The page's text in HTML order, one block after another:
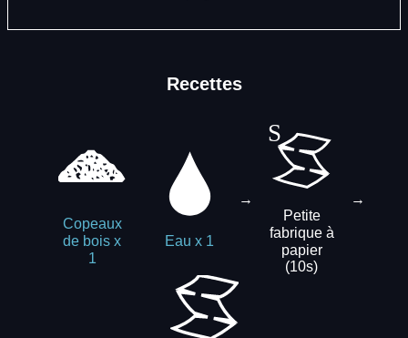
Recettes
Copeaux
de bois x
1
Eau x 1
→
Petite
fabrique à
papier
(10s)
→